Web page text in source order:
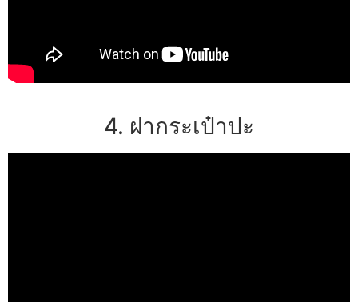
4. ฝากระเป๋าปะ